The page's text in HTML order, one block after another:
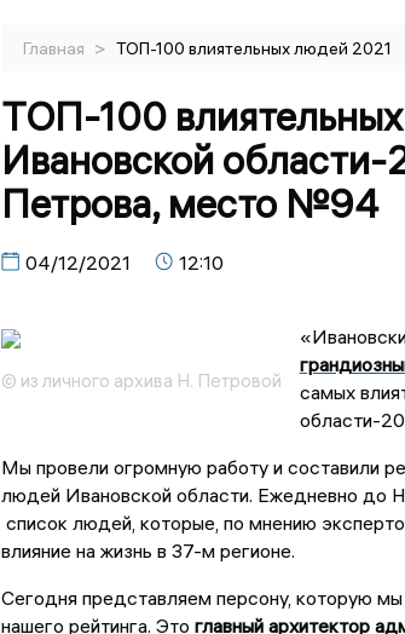
Главная > ТОП-100 влиятельных людей 2021
ТОП-100
Ивановской области-
Петрова, место №94
04/12/2021 12:10
© из личного архива Н. Петровой
самых
области-
Мы провели огромную работу и составили
людей Ивановской области. Ежедневно до
список людей, которые, по мнению
влияние на жизнь в 37-м регионе.
Сегодня представляем персону, которую
нашего рейтинга. Это главный архитектор